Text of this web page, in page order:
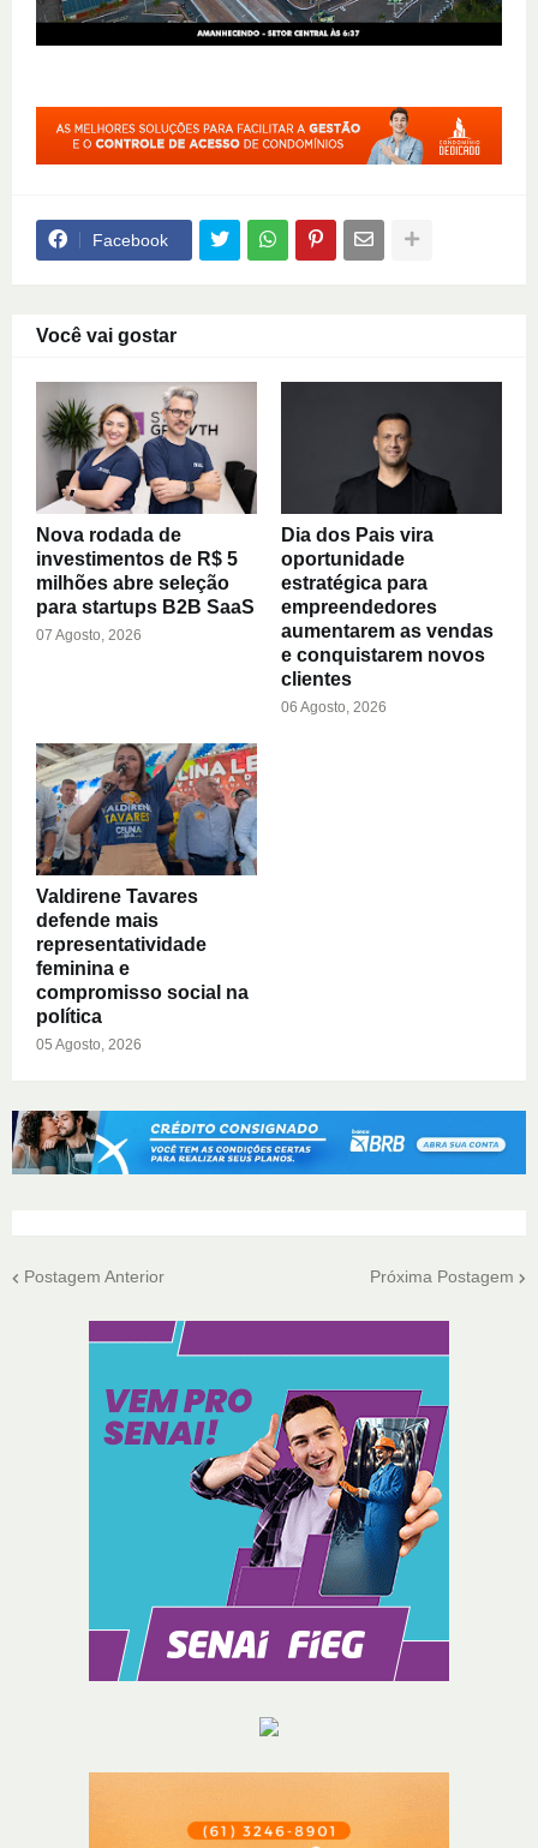
Facebook
Você vai gostar
Nova rodada de
investimentos de R$ 5
milhões abre seleção
para startups B2B SaaS
07 Agosto, 2026
Dia dos Pais vira
oportunidade
estratégica para
empreendedores
aumentarem as vendas
e conquistarem novos
clientes
06 Agosto, 2026
Valdirene Tavares
defende mais
representatividade
feminina e
compromisso social na
política
05 Agosto, 2026
Postagem Anterior Próxima Postagem